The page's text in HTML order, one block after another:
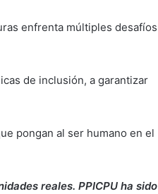
enfrenta múltiples desafíos
de inclusión, a garantizar
pongan al ser humano en el
reales. PPICPU ha sido